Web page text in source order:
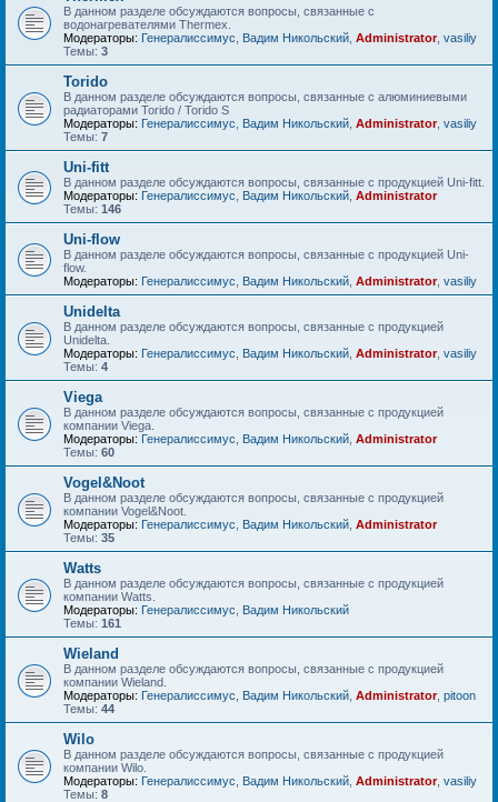
В данном разделе обсуждаются вопросы, связанные с
водонагревателями Thermex.
Модераторы: Генералиссимус Вадим Никольский Administrator, vasiliy
Темы: 3
Torido
В данном разделе обсуждаются вопросы, связанные с алюминиевыми
радиаторами Torido / Torido S
Модераторы: Генералиссимус Вадим Никольский Administrator, vasiliy
Темы: 7
Uni-fitt
В данном разделе обсуждаются вопросы, связанные с продукцией Uni-fitt.
Модераторы: Генералиссимус Вадим Никольский Administrator
Темы: 146
Uni-flow
В данном разделе обсуждаются вопросы, связанные с продукцией Uni-
flow.
Модераторы: Генералиссимус Вадим Никольский Administrator, vasiliy
Unidelta
В данном разделе обсуждаются вопросы, связанные с продукцией
Unidelta.
Модераторы: Генералиссимус Вадим Никольский Administrator, vasiliy
Темы: 4
Viega
В данном разделе обсуждаются вопросы, связанные с продукцией
компании Viega.
Модераторы: Генералиссимус Вадим Никольский Administrator
Темы: 60
Vogel&Noot
В данном разделе обсуждаются вопросы, связанные с продукцией
компании Vogel&Noot.
Модераторы: Генералиссимус Вадим Никольский Administrator
Темы: 35
Watts
В данном разделе обсуждаются вопросы, связанные с продукцией
компании Watts.
Модераторы: Генералиссимус
Вадим Никольский
Темы: 161
Wieland
В данном разделе обсуждаются вопросы, связанные с продукцией
компании Wieland.
Модераторы: Генералиссимус Вадим Никольский Administrator, pitoon
Темы: 44
Wilo
В данном разделе обсуждаются вопросы, связанные с продукцией
компании Wilo.
Модераторы: Генералиссимус Вадим Никольский Administrator, vasiliy
Темы: 8